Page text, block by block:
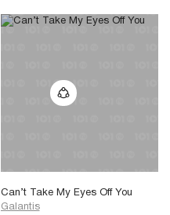
Can’t Take My Eyes Off You
Galantis